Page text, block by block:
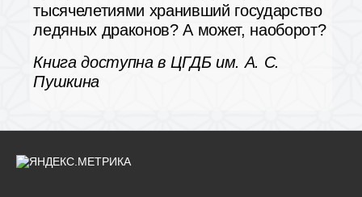
тысячелетиями хранивший государство
ледяных драконов? А может, наоборот?
Книга доступна в ЦГДБ им. А. С.
Пушкина